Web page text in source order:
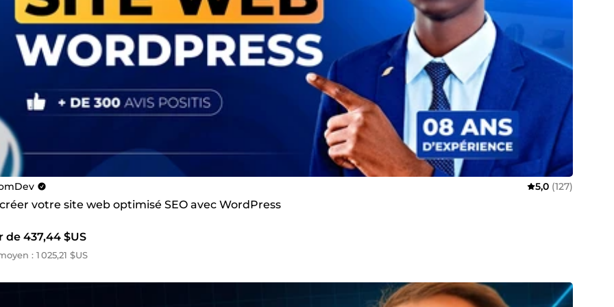
5,0 (127)
votre site web optimisé SEO avec WordPress
de 437,44 $US
: 1 025,21 $US